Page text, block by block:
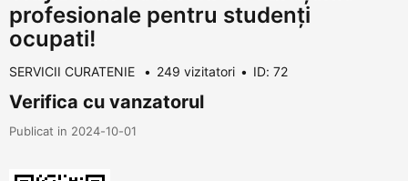
profesionale pentru studenți
ocupati!
SERVICII CURATENIE 249 vizitatori ID: 72
Verifica cu vanzatorul
Publicat in 2024-10-01